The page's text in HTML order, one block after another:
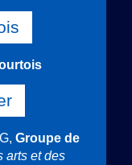
Groupe de
arts et des